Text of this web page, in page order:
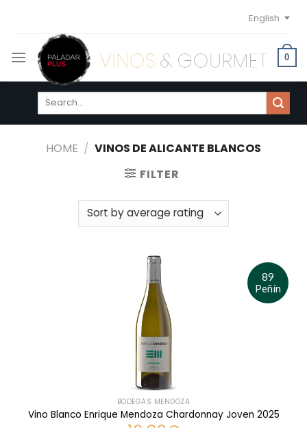
content
English
0
Search
HOME / VINOS DE ALICANTE BLANCOS
FILTER
89
Peñín
BODEGAS MENDOZA
Vino Blanco Enrique Mendoza Chardonnay Joven 2025